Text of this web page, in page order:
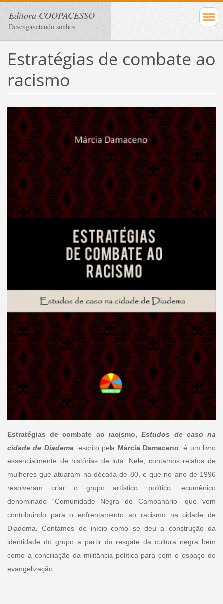
Editora COOPACESSO
Desengavetando sonhos
Estratégias de combate ao
racismo
Estratégias de combate ao racismo,Estudos de caso na
cidade de Diadema , escrito pela Márcia Damaceno , é um livro
essencialmente de histórias de luta. Nele, contamos relatos de
mulheres que atuaram na década de 80, e que no ano de 1996
resolveram criar o grupo artístico, político, ecumênico
denominado “Comunidade Negra do Campanário” que vem
contribuindo para o enfrentamento ao racismo na cidade de
Diadema. Contamos de início como se deu a construção da
identidade do grupo a partir do resgate da cultura negra bem
como a conciliação da militância política para com o espaço de
evangelização.